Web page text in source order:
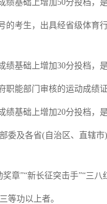
基础上增加50分投档，
考生，出具经省级体育
基础上增加30分投档，
能部门审核的运动成绩
基础上增加20分投档，
及各省(自治区、直辖
章”“新长征突击手”“三八
等功以上者。